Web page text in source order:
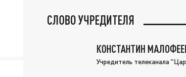
СЛОВО УЧРЕДИТЕЛЯ
КОНСТАНТИН
Учредитель телеканала